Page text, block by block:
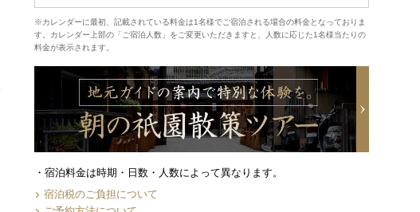
※カレンダーに最初、記載されている料金は1名様でご宿泊される場合の料金となっておりま
す。カレンダー上部の「ご宿泊人数」をご変更いただきますと、人数に応じた1名様当たりの
料金が表示されます。
宿泊料金は時期・日数・人数によって異なります。
宿泊税のご負担について